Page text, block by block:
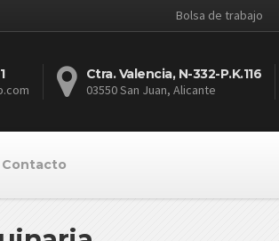
Bolsa de trabajo
Ctra. Valencia, N-332-P.K.116
03550 San Juan, Alicante
Contacto